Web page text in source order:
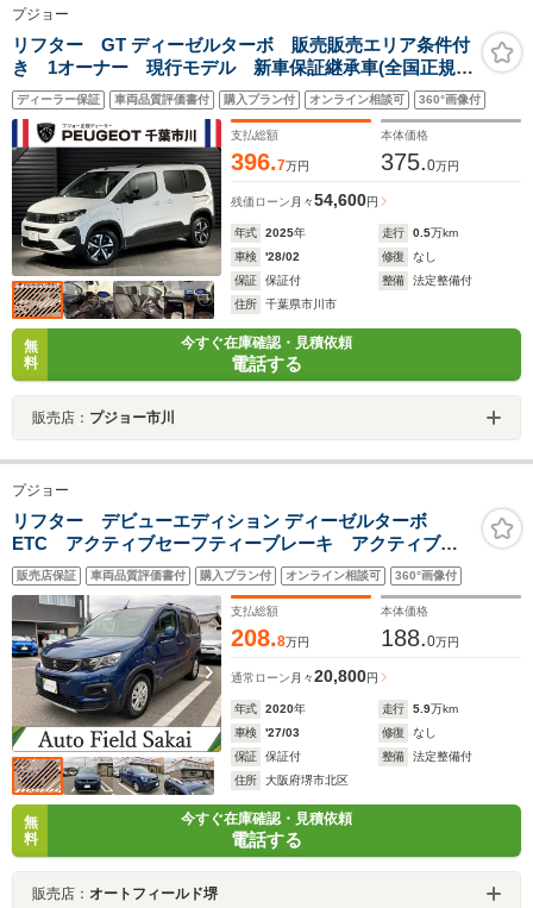
プジョー
リフター GT ディーゼルターボ 販売販売エリア条件付
き 1オーナー 現行モデル 新車保証継承車(全国正規店
対象) 純正ディスプレイ CarPlay セーフティ機能
記録簿 取説 スペアキー
ディーラー保証 車両品質評価書付 購入プラン付 オンライン相談可 360°画像付
支払総額
396.7万円
本体価格
375.0万円
残価ローン 月々54,600円
年式 2025年 走行 0.5万km
車検
'28/02 修復
なし
保証
保証付 整備
法定整備付
住所
千葉県市川市
無
料
今すぐ在庫確認・見積依頼
電話する
販売店： プジョー市川
プジョー
リフター デビューエディション ディーゼルターボ
ETC アクティブセーフティーブレーキ アクティブク
ルーズコントロール ブラインドスポットモニター レ
ーンキープアシスト クリアランスソナー バックカメ
ラ アップルカープレイ アンドロイドオート
販売店保証 車両品質評価書付 購入プラン付 オンライン相談可 360°画像付
支払総額
208.8万円
本体価格
188.0万円
通常ローン 月々20,800円
年式 2020年 走行 5.9万km
車検
'27/03 修復
なし
保証
保証付 整備
法定整備付
住所
大阪府堺市北区
無
料
今すぐ在庫確認・見積依頼
電話する
販売店： オートフィールド堺